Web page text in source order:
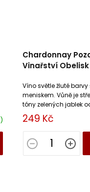
Chardonnay
Vinařství Obelisk
249 Kč
Víno světle žluté
meniskem. Vůně je
tóny zelených jablek
Delicious a broskví.
připomínající